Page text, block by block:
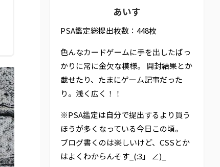
あいす
PSA鑑定総提出枚数：448枚
色んなカードゲームに手を出したばっ
かりに常に金欠な模様。 開封結果とか
載せたり、たまにゲーム記事だった
り。浅く広く！！
※PSA鑑定は自分で提出するより買う
ほうが多くなっている今日この頃。
ブログ書くのは楽しいけど、CSSとか
はよくわからんそす_(:3」 ∠)_